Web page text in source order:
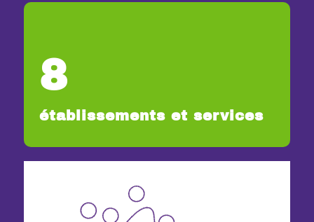
8
établissements et services